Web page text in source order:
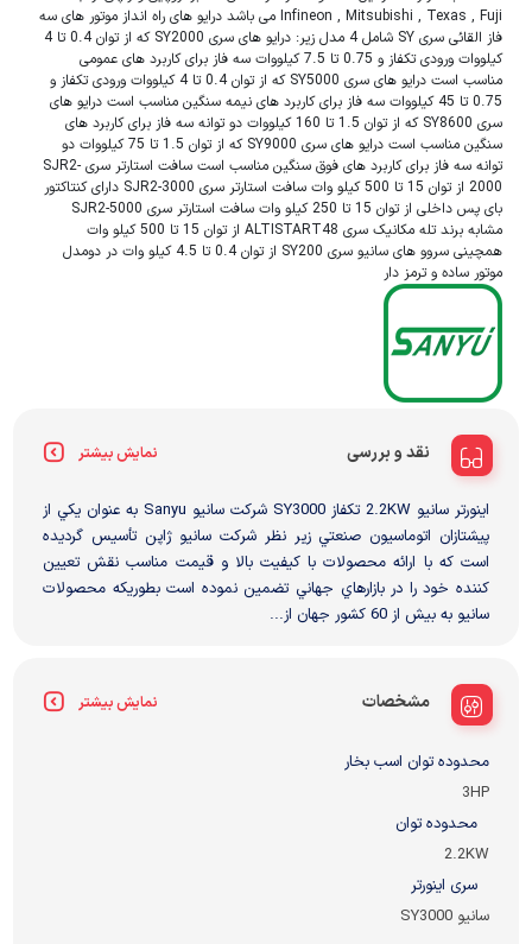
Infineon , Mitsubishi , Texas , Fuji می باشد درایو های راه انداز موتور های سه
فاز القائی سری SY شامل 4 مدل زیر: درایو های سری SY2000 که از توان 0.4 تا 4
کیلووات ورودی تکفاز و 0.75 تا 7.5 کیلووات سه فاز برای کاربرد های عمومی
مناسب است درایو های سری SY5000 که از توان 0.4 تا 4 کیلووات ورودی تکفاز و
0.75 تا 45 کیلووات سه فاز برای کاربرد های نیمه سنگین مناسب است درایو های
سری SY8600 که از توان 1.5 تا 160 کیلووات دو توانه سه فاز برای کاربرد های
سنگین مناسب است درایو های سری SY9000 که از توان 1.5 تا 75 کیلووات دو
توانه سه فاز برای کاربرد های فوق سنگین مناسب است سافت استارتر سری SJR2-
2000 از توان 15 تا 500 کیلو وات سافت استارتر سری SJR2-3000 دارای کنتاکتور
بای پس داخلی از توان 15 تا 250 کیلو وات سافت استارتر سری SJR2-5000
مشابه برند تله مکانیک سری ALTISTART48 از توان 15 تا 500 کیلو وات
همچینی سروو های سانیو سری SY200 از توان 0.4 تا 4.5 کیلو وات در دومدل
موتور ساده و ترمز دار
نقد و بررسی نمایش بیشتر
اینورتر سانیو 2.2KW تکفاز SY3000 شرکت سانيو Sanyu به عنوان يکي از
پيشتازان اتوماسيون صنعتي زیر نظر شرکت سانيو ژاپن تأسيس گرديده
است که با ارائه محصولات با کيفيت بالا و قيمت مناسب نقش تعيين
کننده خود را در بازارهاي جهاني تضمين نموده است بطوريکه محصولات
سانيو به بيش از 60 کشور جهان از...
مشخصات نمایش بیشتر
محدوده توان اسب بخار
3HP
محدوده توان
2.2KW
سری اینورتر
سانیو SY3000